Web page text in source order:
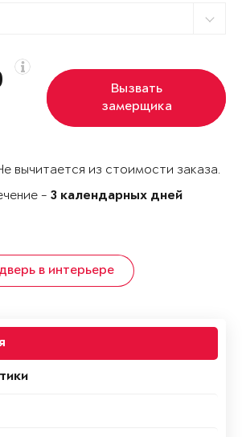
Вызвать
замерщика
вычитается из стоимости заказа.
- 3 календарных дней
в интерьере